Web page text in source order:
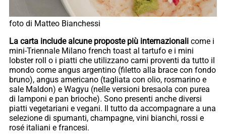
foto di Matteo Bianchessi
La carta include alcune proposte più internazionali come i
mini-Triennale Milano french toast al tartufo e i mini
lobster roll o i piatti che utilizzano carni proventi da tutto il
mondo come angus argentino (filetto alla brace con fondo
bruno), angus americano (tagliata con olio, rosmarino e
sale Maldon) e Wagyu (nelle versioni bresaola con purea
di lamponi e pan brioche). Sono presenti anche diversi
piatti vegetariani e vegani. Il tutto da accompagnare a una
selezione di spumanti, champagne, vini bianchi, rossi e
rosé italiani e francesi.